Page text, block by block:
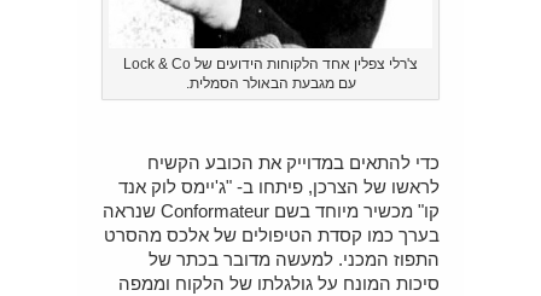
צ'רלי צפלין אחד הלקוחות הידועים של Lock & Co
עם מגבעת הבאולר הסמלית.
כדי להתאים במדוייק את הכובע הקשיח
לראשו של הצרכן, פיתחו ב- "ג'יימס לוק אנד
קו" מכשיר מיוחד בשם Conformateur שנראה
בערך כמו קסדת הטיפולים של אלכס מהסרט
התפוז המכני. למעשה מדובר בכתר של
סיכות המונח על גולגלתו של הלקוח וממפה